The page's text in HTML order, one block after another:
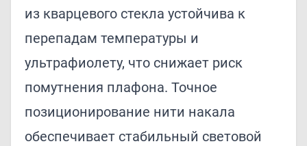
из кварцевого стекла устойчива к
перепадам температуры и
ультрафиолету, что снижает риск
помутнения плафона. Точное
позиционирование нити накала
обеспечивает стабильный световой